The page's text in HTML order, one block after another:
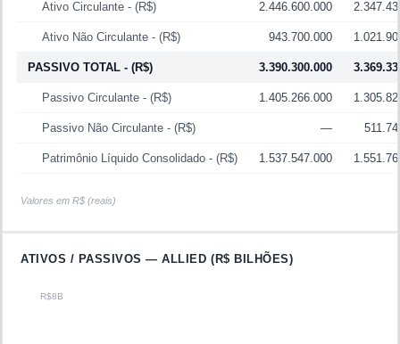
Ativo Circulante - (R$) 2.446.600.000
Ativo Não Circulante - (R$) 943.700.000
PASSIVO TOTAL - (R$) 3.390.300.000
Passivo Circulante - (R$) 1.405.266.000
Passivo Não Circulante - (R$) —
Patrimônio Líquido Consolidado - (R$) 1.537.547.000
Valores em R$ (reais)
ATIVOS / PASSIVOS —ALLIED (R$ BILHÕES)
R$8B